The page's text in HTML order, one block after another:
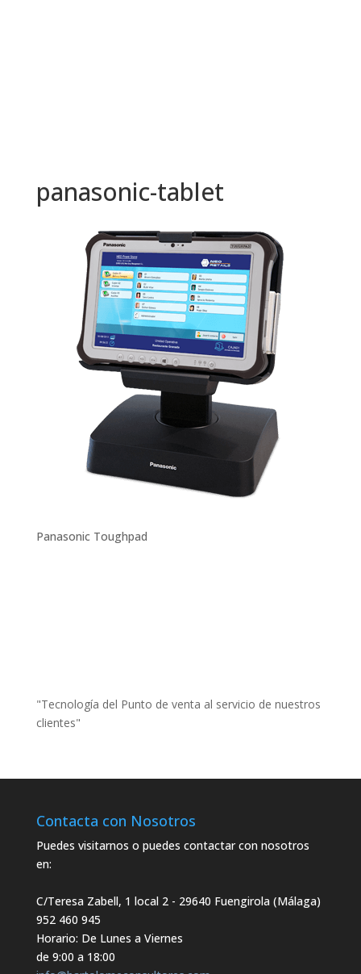
panasonic-tablet
Panasonic Toughpad
"Tecnología del Punto de venta al servicio de nuestros
clientes"
Contacta con Nosotros
Puedes visitarnos o puedes contactar con nosotros
en:
C/Teresa Zabell, 1 local 2- 29640 Fuengirola (Málaga)
952 460 945
Horario: De Lunes a Viernes
de 9:00 a 18:00